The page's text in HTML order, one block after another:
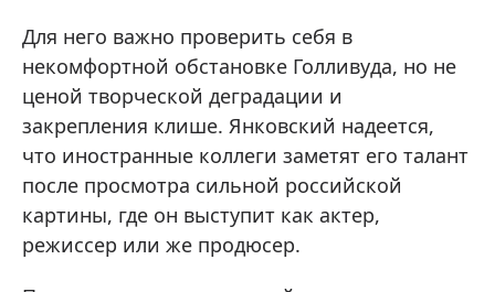
Для него важно проверить себя в
некомфортной обстановке Голливуда, но не
ценой творческой деградации и
закрепления клише. Янковский надеется,
что иностранные коллеги заметят его талант
после просмотра сильной российской
картины, где он выступит как актер,
режиссер или же продюсер.